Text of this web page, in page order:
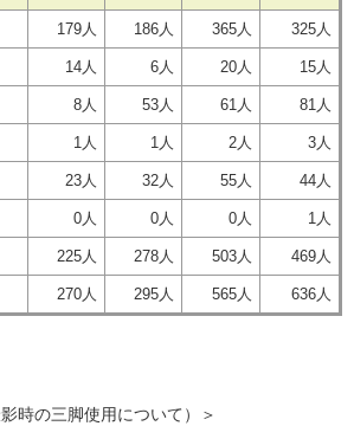
179人 186人 365人 325人
14人 6人 20人 15人
8人 53人 61人 81人
1人 1人 2人 3人
23人 32人 55人 44人
0人 0人 0人 1人
225人 278人 503人 469人
270人 295人 565人 636人
時の三脚使用について）＞